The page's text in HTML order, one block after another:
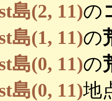
島(2, 11)の
島(1, 11)の
島(0, 11)の
島(0, 11)地